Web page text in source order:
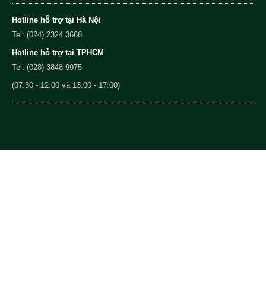
Hotline hỗ trợ tại Hà Nội
Tel: (024) 2324 3668
Hotline hỗ trợ tại TPHCM
Tel: (028) 3848 9975
(07:30 - 12:00 và 13:00 - 17:00)